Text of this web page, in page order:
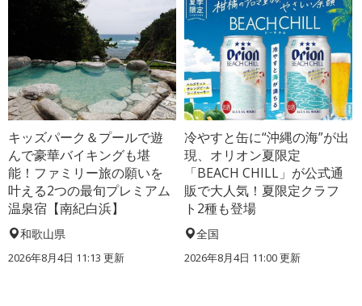
キッズパーク＆プールで遊
んで豪華バイキングも堪
能！ファミリー旅の願いを
叶える2つの最旬プレミアム
温泉宿【南紀白浜】
和歌山県
2026年8月4日 11:13 更新
冷やすと缶に“沖縄の海”が出
現、オリオン夏限定
「BEACH CHILL」が公式通
販で大人気！夏限定クラフ
ト2種も登場
全国
2026年8月4日 11:00更新